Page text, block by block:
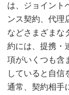
は、ジョイント
ンス契約、代理
などさまざまな
約には、提携・
項がいくつも含
していると自信
通常、契約相手